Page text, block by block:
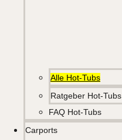
Alle Hot-Tubs
Ratgeber Hot-Tubs
FAQ Hot-Tubs
Carports